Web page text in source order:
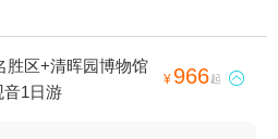
胜区+清晖园博物馆
1日游
¥ 966起 